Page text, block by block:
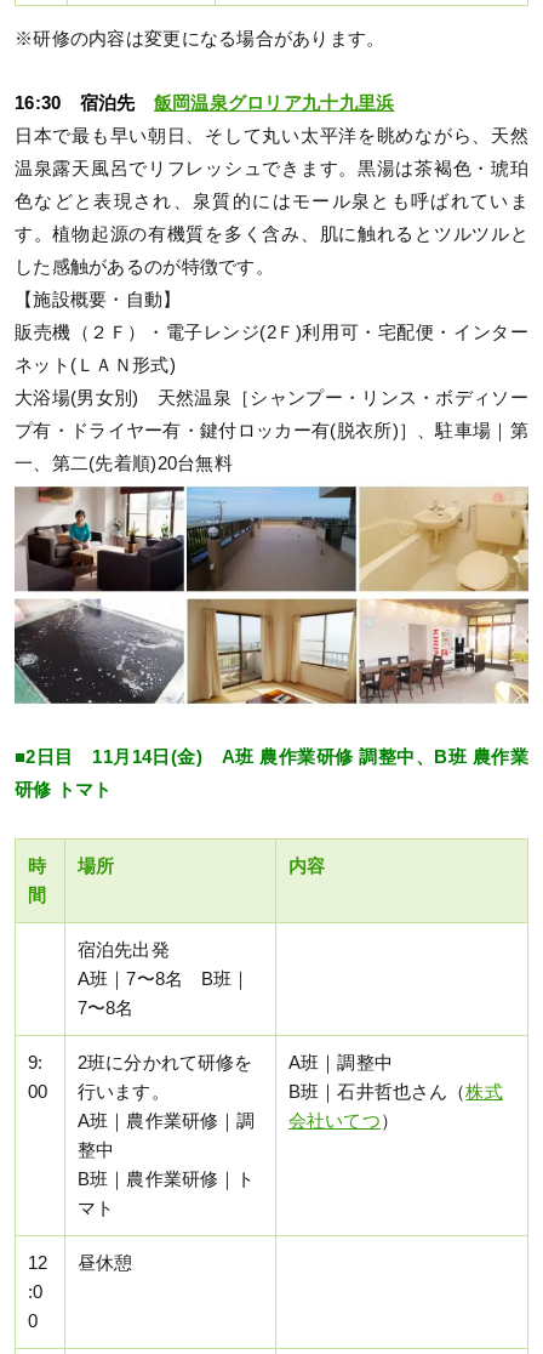
※研修の内容は変更になる場合があります。
16:30 宿泊先 飯岡温泉グロリア九十九里浜
日本で最も早い朝日、そして丸い太平洋を眺めながら、天然
温泉露天風呂でリフレッシュできます。黒湯は茶褐色・琥珀
色などと表現され、泉質的にはモール泉とも呼ばれていま
す。植物起源の有機質を多く含み、肌に触れるとツルツルと
した感触があるのが特徴です。
【施設概要・自動】
販売機（２Ｆ）・電子レンジ(2Ｆ)利用可・宅配便・インター
ネット(ＬＡＮ形式)
大浴場(男女別) 天然温泉［シャンプー・リンス・ボディソー
プ有・ドライヤー有・鍵付ロッカー有(脱衣所)］、駐車場｜第
一、第二(先着順)20台無料
■2日目 11月14日(金) A班 農作業研修 調整中、B班 農作業
研修 トマト
時
間
場所 内容
宿泊先出発
A班｜7〜8名 B班｜
7〜8名
9:
00
2班に分かれて研修を
行います。
A班｜農作業研修｜調
整中
B班｜農作業研修｜ト
マト
A班｜調整中
B班｜石井哲也さん（株式
会社いてつ）
12
:0
0
昼休憩